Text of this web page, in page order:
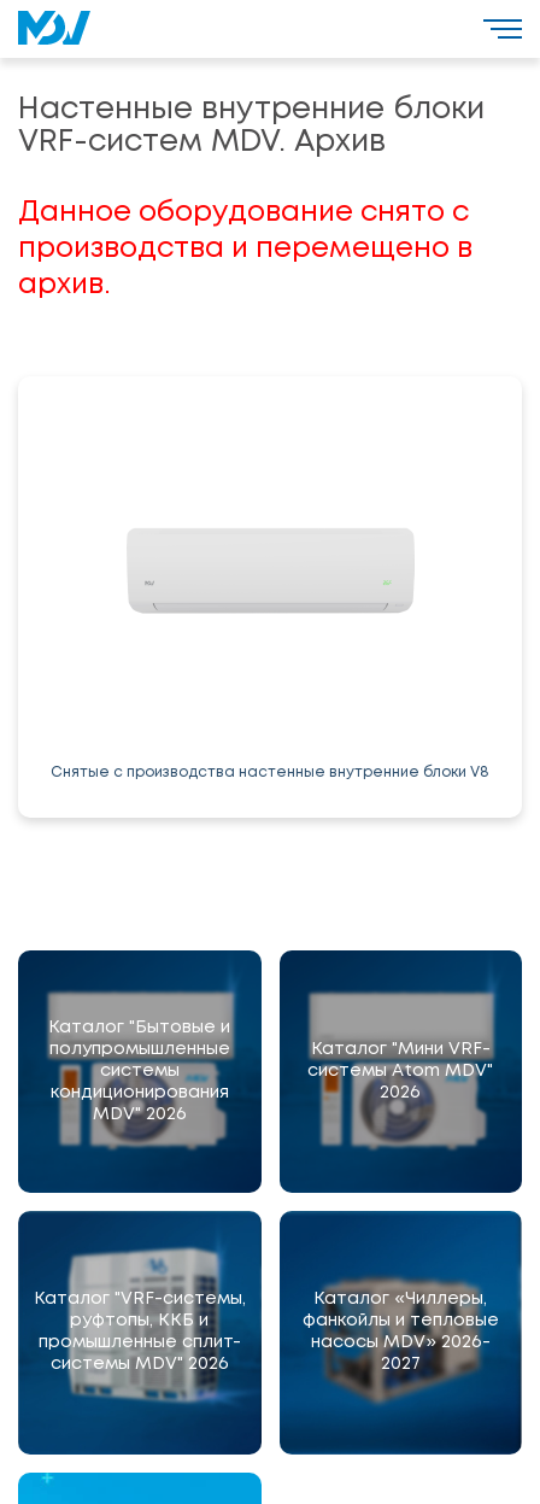
Настенные внутренние блоки
VRF-систем MDV. Архив
Данное оборудование снято с
производства и перемещено в
архив.
Снятые с производства настенные внутренние блоки V8
Каталог "Бытовые и
полупромышленные
системы
кондиционирования
MDV" 2026
Каталог "Мини VRF-
системы Atom MDV"
2026
Каталог "VRF-системы,
руфтопы, ККБ и
промышленные сплит-
системы MDV" 2026
Каталог «Чиллеры,
фанкойлы и тепловые
насосы MDV» 2026-
2027